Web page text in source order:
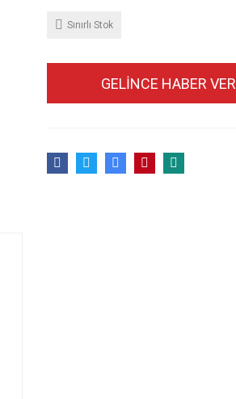
Sınırlı Stok
GELİNCE HABER VER